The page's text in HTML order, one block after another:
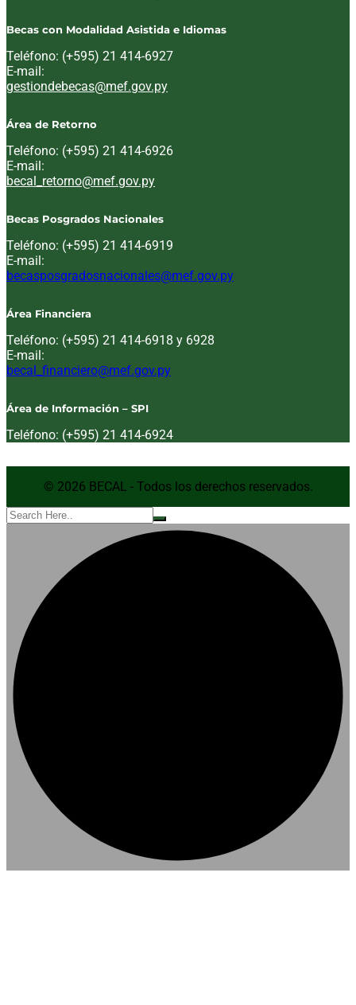
Becas con Modalidad Asistida e Idiomas
Teléfono: (+595) 21 414-6927
E-mail:
Email:
gestiondebecas@mef.gov.py
Área de Retorno
Teléfono: (+595) 21 414-6926
E-mail:
Email:
becal_retorno@mef.gov.py
Becas Posgrados Nacionales
Teléfono: (+595) 21 414-6919
E-mail:
Email:
becasposgradosnacionales@mef.gov.py
Área Financiera
Teléfono: (+595) 21 414-6918 y 6928
E-mail:
Email:
becal_financiero@mef.gov.py
Área de Información – SPI
Teléfono: (+595) 21 414-6924
© 2026 BECAL - Todos los derechos reservados.